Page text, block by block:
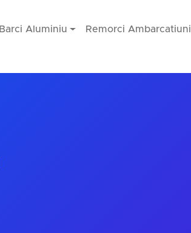
Barci Aluminiu Remorci Ambarcatiuni